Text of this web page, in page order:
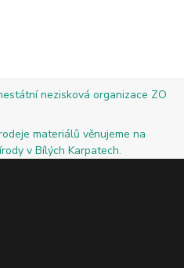
nezisková organizace ZO
materiálů věnujeme na
v Bílých Karpatech.